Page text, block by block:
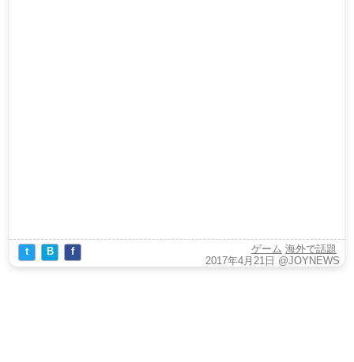
t B f ゲーム 海外で話題
2017年4月21日 @JOYNEWS